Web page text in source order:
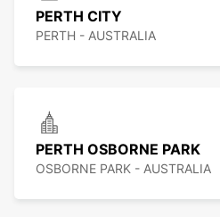
PERTH CITY
PERTH - AUSTRALIA
PERTH OSBORNE PARK
OSBORNE PARK - AUSTRALIA